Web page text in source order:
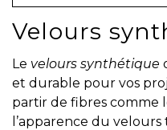
Velours
Le velours synthétique
et durable pour vos
partir de fibres comme
l’apparence du